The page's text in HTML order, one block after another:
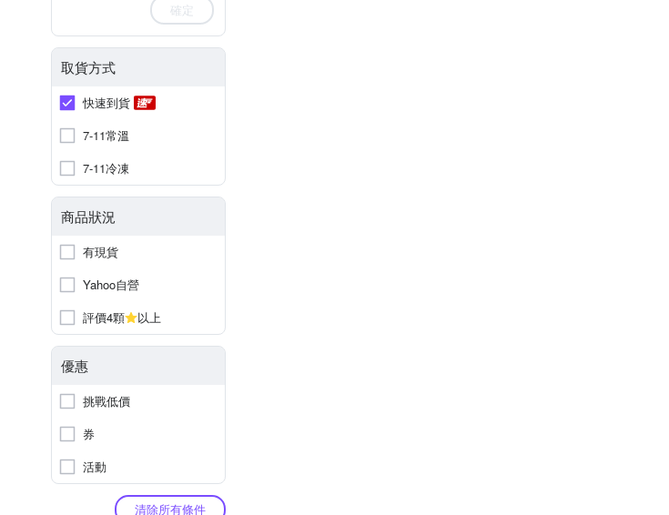
確定
取貨方式
快速到貨
7-11常溫
7-11冷凍
商品狀況
有現貨
Yahoo自營
評價4顆
以上
優惠
挑戰低價
券
活動
清除所有條件